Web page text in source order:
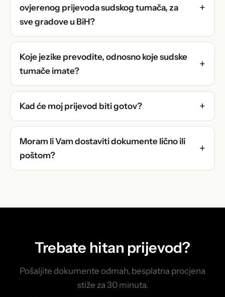
ovjerenog prijevoda sudskog tumača, za
sve gradove u BiH?
Koje jezike prevodite, odnosno koje sudske
tumače imate?
Kad će moj prijevod biti gotov?
Moram li Vam dostaviti dokumente lično ili
poštom?
Trebate hitan prijevod?
Pošaljite dokumente odmah, besplatna procjena
stiže za 30 minuta.